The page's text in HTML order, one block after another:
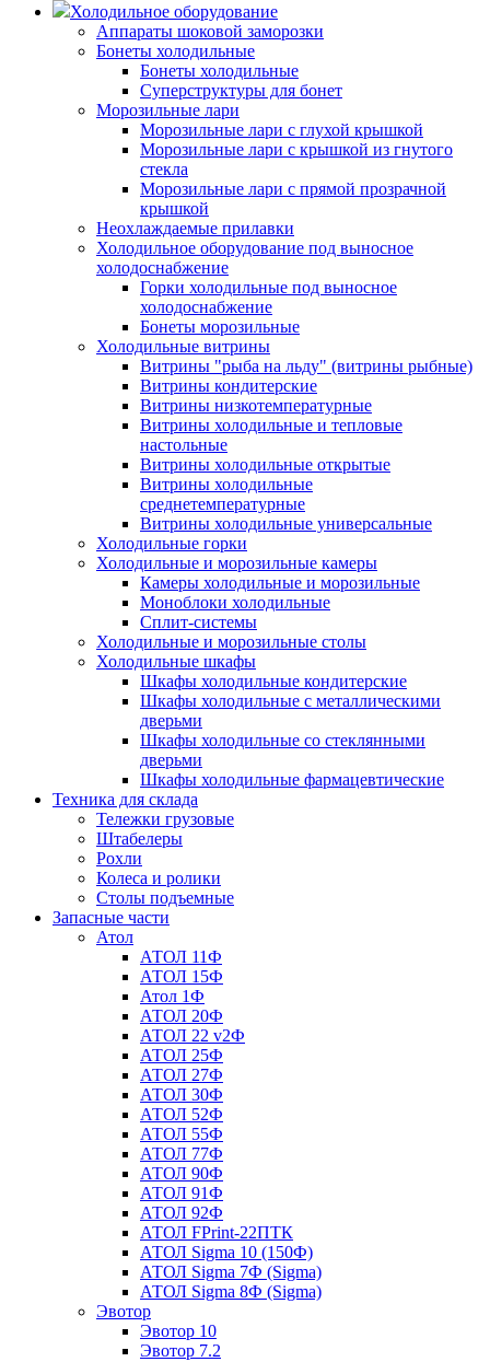
Холодильное оборудование
Аппараты шоковой заморозки
Бонеты холодильные
Бонеты холодильные
Суперструктуры для бонет
Морозильные лари
Морозильные лари с глухой крышкой
Морозильные лари с крышкой из гнутого
стекла
Морозильные лари с прямой прозрачной
крышкой
Неохлаждаемые прилавки
Холодильное оборудование под выносное
холодоснабжение
Горки холодильные под выносное
холодоснабжение
Бонеты морозильные
Холодильные витрины
Витрины "рыба на льду" (витрины рыбные)
Витрины кондитерские
Витрины низкотемпературные
Витрины холодильные и тепловые
настольные
Витрины холодильные открытые
Витрины холодильные
среднетемпературные
Витрины холодильные универсальные
Холодильные горки
Холодильные и морозильные камеры
Камеры холодильные и морозильные
Моноблоки холодильные
Сплит-системы
Холодильные и морозильные столы
Холодильные шкафы
Шкафы холодильные кондитерские
Шкафы холодильные с металлическими
дверьми
Шкафы холодильные со стеклянными
дверьми
Шкафы холодильные фармацевтические
Техника для склада
Тележки грузовые
Штабелеры
Рохли
Колеса и ролики
Столы подъемные
Запасные части
Атол
АТОЛ 11Ф
АТОЛ 15Ф
Атол 1Ф
АТОЛ 20Ф
АТОЛ 22 v2Ф
АТОЛ 25Ф
АТОЛ 27Ф
АТОЛ 30Ф
АТОЛ 52Ф
АТОЛ 55Ф
АТОЛ 77Ф
АТОЛ 90Ф
АТОЛ 91Ф
АТОЛ 92Ф
АТОЛ FPrint-22ПТК
АТОЛ Sigma 10 (150Ф)
АТОЛ Sigma 7Ф (Sigma)
АТОЛ Sigma 8Ф (Sigma)
Эвотор
Эвотор 10
Эвотор 7.2